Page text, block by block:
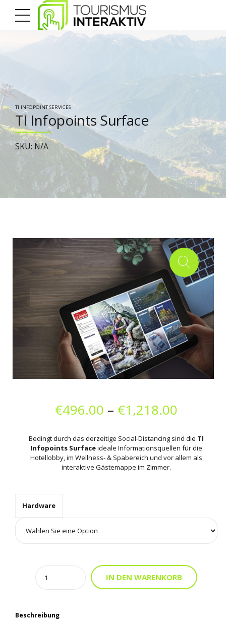
TI INFOPOINT SERVICES
TI Infopoints Surface
SKU: N/A
€496.00 – €1,218.00
bis
Bedingt durch das derzeitige Social-Distancing sind die TI
Infopoints Surfaceideale Informationsquellen für die
Hotellobby, im Wellness- & Spabereich und vor allem als
interaktive Gästemappe im Zimmer.
Hardware
Quantity
IN DEN WARENKORB
Beschreibung